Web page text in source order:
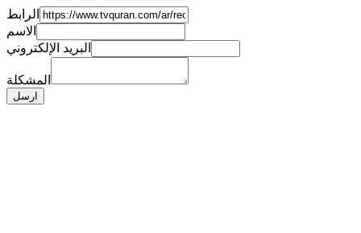
الرابط
الاسم
البريد الإلكتروني
المشكلة
ارسل